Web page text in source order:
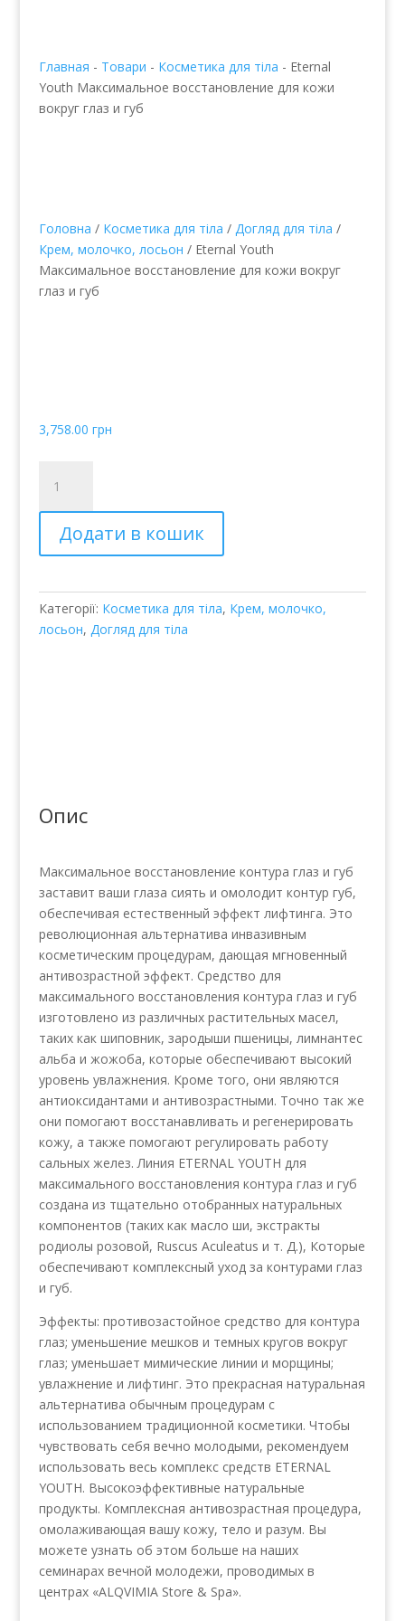
Главная - Товари - Косметика для тіла - Eternal
Youth Максимальное восстановление для кожи
вокруг глаз и губ
Головна / Косметика для тіла / Догляд для тіла /
Крем, молочко, лосьон / Eternal Youth
Максимальное восстановление для кожи вокруг
глаз и губ
3,758.00 грн
Youth
Максимальное
восстановление
для
вокруг
глаз
и
Додати в кошик
Категорії: Косметика для тіла, Крем, молочко,
лосьон, Догляд для тіла
Опис
Максимальное восстановление контура глаз и губ
заставит ваши глаза сиять и омолодит контур губ,
обеспечивая естественный эффект лифтинга. Это
революционная альтернатива инвазивным
косметическим процедурам, дающая мгновенный
антивозрастной эффект. Средство для
максимального восстановления контура глаз и губ
изготовлено из различных растительных масел,
таких как шиповник, зародыши пшеницы, лимнантес
альба и жожоба, которые обеспечивают высокий
уровень увлажнения. Кроме того, они являются
антиоксидантами и антивозрастными. Точно так же
они помогают восстанавливать и регенерировать
кожу, а также помогают регулировать работу
сальных желез. Линия ETERNAL YOUTH для
максимального восстановления контура глаз и губ
создана из тщательно отобранных натуральных
компонентов (таких как масло ши, экстракты
родиолы розовой, Ruscus Aculeatus и т. Д.), Которые
обеспечивают комплексный уход за контурами глаз
и губ.
Эффекты: противозастойное средство для контура
глаз; уменьшение мешков и темных кругов вокруг
глаз; уменьшает мимические линии и морщины;
увлажнение и лифтинг. Это прекрасная натуральная
альтернатива обычным процедурам с
использованием традиционной косметики. Чтобы
чувствовать себя вечно молодыми, рекомендуем
использовать весь комплекс средств ETERNAL
YOUTH. Высокоэффективные натуральные
продукты. Комплексная антивозрастная процедура,
омолаживающая вашу кожу, тело и разум. Вы
можете узнать об этом больше на наших
семинарах вечной молодежи, проводимых в
центрах «ALQVIMIA Store & Spa».